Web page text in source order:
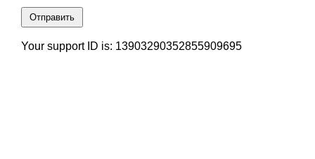
Отправить
Your support ID is: 13903290352855909695